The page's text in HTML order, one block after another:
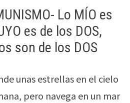
Lo MÍO es
es de los DOS,
son de los DOS
unas estrellas en el cielo
pero navega en un mar